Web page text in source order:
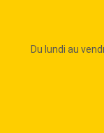
Du lundi au